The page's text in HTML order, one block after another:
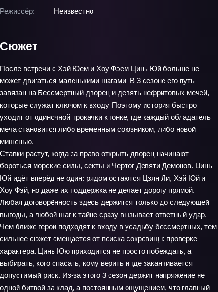
Режиссёр: Неизвестно
Сюжет
После встречи с Хэй Юем и Хоу Фэем Цинь Юй больше не
может двигаться маленькими шагами. В 3 сезоне его путь
завязан на Бессмертный дворец и девять нефритовых мечей,
которые служат ключом к входу. Поэтому история быстро
уходит от одиночной прокачки к гонке, где каждый обладатель
меча становится либо временным союзником, либо новой
мишенью.
Ставки растут, когда за право открыть дворец начинают
бороться морские силы, секты и Чертог Девяти Демонов. Цинь
Юй идёт вперёд не один: рядом остаются Цзян Ли, Хэй Юй и
Хоу Фэй, но даже их поддержка не делает дорогу прямой.
Любая договорённость здесь держится только до следующей
выгоды, а любой шаг к тайне сразу вызывает ответный удар.
Чем ближе герои подходят к входу в усадьбу бессмертных, тем
сильнее сюжет смещается от поиска сокровищ к проверке
характера. Цинь Юю приходится не просто побеждать, а
выбирать, кого спасать, кому верить и где заканчивается
допустимый риск. Из-за этого 3 сезон держит напряжение не
одной битвой за клад, а постоянным ощущением, что главный